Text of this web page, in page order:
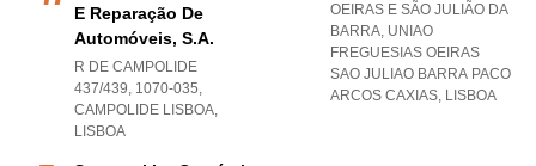
E Reparação De
Automóveis, S.a.
R DE CAMPOLIDE
437/439, 1070-035,
CAMPOLIDE LISBOA,
LISBOA
OEIRAS E SÃO JULIÃO DA
BARRA, UNIAO
FREGUESIAS OEIRAS
SAO JULIAO BARRA PACO
ARCOS CAXIAS, LISBOA